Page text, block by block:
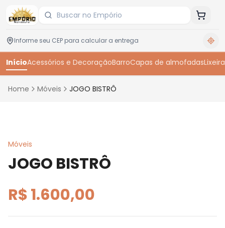
InícioAcessórios e DecoraçãoBarroCapas de almofadasLixeira
Home Móveis JOGO BISTRÔ
Móveis
JOGO BISTRÔ
R$ 1.600,00